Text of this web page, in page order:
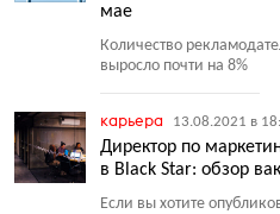
мае
Количество
выросло почти на 8%
карьера 13.08.2021 в
Директор по
в Black Star: обзор
Если вы хотите